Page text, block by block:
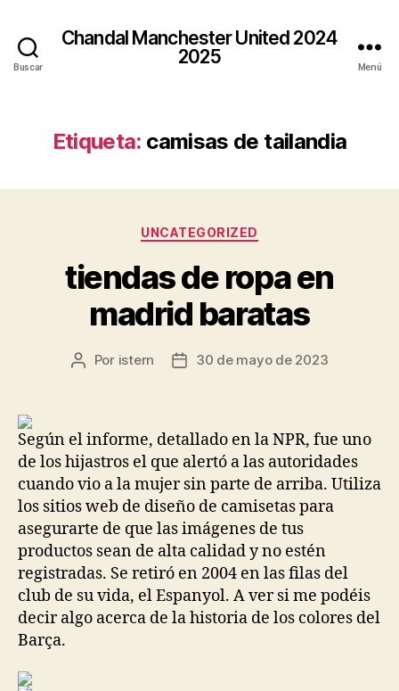
Buscar
Chandal Manchester United 2024
2025
Menú
Etiqueta: camisas de tailandia
Categorías
UNCATEGORIZED
tiendas de ropa en
madrid baratas
Autor
Por istern
Fecha30 de mayo de 2023
Según el informe, detallado en la NPR, fue uno
de los hijastros el que alertó a las autoridades
cuando vio a la mujer sin parte de arriba. Utiliza
los sitios web de diseño de camisetas para
asegurarte de que las imágenes de tus
productos sean de alta calidad y no estén
registradas. Se retiró en 2004 en las filas del
club de su vida, el Espanyol. A ver si me podéis
decir algo acerca de la historia de los colores del
Barça.